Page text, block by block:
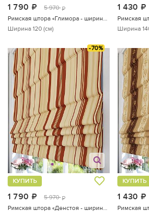
1 790 руб.
5 970 руб.
Ширина 120 (см)
1 430
Ширина
-70%
1 790 руб.
5 970 руб.
КУПИТЬ
Римская штора «Денстоя - ширина 120 см»
1 430
КУПИТЬ